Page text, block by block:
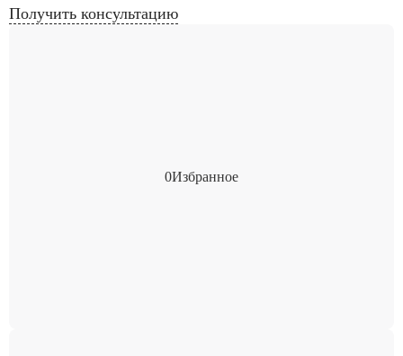
Получить консультацию
0Избранное